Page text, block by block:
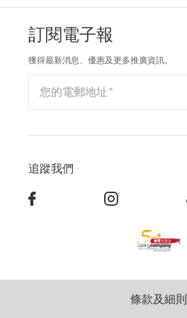
訂閱電子報
獲得最新消息、優惠及更多推廣資訊。
您的電郵地址
追蹤我們
條款及細則